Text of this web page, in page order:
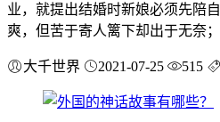
业，就提出结婚时新娘必须先陪
爽，但苦于寄人篱下却出于无奈
大千世界 2021-07-25 515